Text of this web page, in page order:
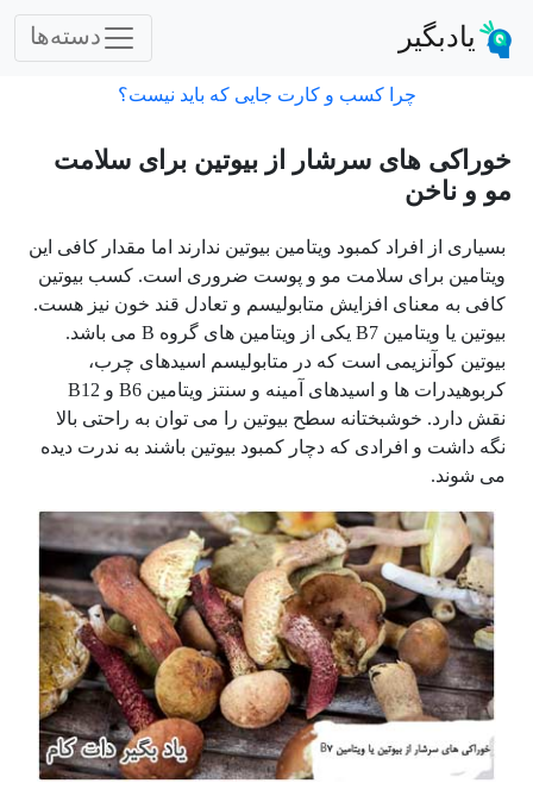
یادبگیر دسته‌ها
چرا کسب و کارت جایی که باید نیست؟
خوراکی های سرشار از بیوتین برای سلامت
مو و ناخن
بسیاری از افراد کمبود ویتامین بیوتین ندارند اما مقدار کافی این
ویتامین برای سلامت مو و پوست ضروری است. کسب بیوتین
کافی به معنای افزایش متابولیسم و تعادل قند خون نیز هست.
بیوتین یا ویتامین B7یکی از ویتامین های گروه Bمی باشد.
بیوتین کوآنزیمی است که در متابولیسم اسیدهای چرب،
کربوهیدرات ها و اسیدهای آمینه و سنتز ویتامین B6و B12
نقش دارد. خوشبختانه سطح بیوتین را می توان به راحتی بالا
نگه داشت و افرادی که دچار کمبود بیوتین باشند به ندرت دیده
می شوند.